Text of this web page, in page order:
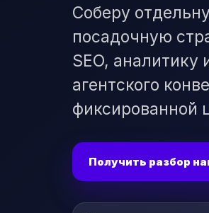
Соберу
посадочную
SEO, аналитику
агентского
фиксированной
Получить разбор